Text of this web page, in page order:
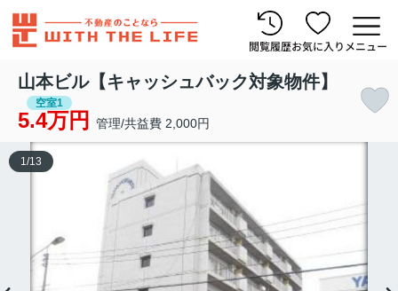
閲覧履歴お気に入り メニュー
山本ビル【キャッシュバック対象物件】
空室1
5.4万円 管理/共益費 2,000円
1/13